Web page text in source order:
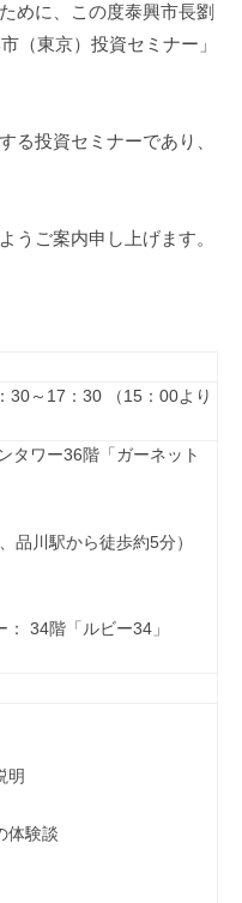
めに、この度泰興市長劉
（東京）投資セミナー」
る投資セミナーであり、
うご案内申し上げます。
30～17：30 （15：00より
タワー36階「ガーネット
品川駅から徒歩約5分）
34階「ルビー34」
明
体験談